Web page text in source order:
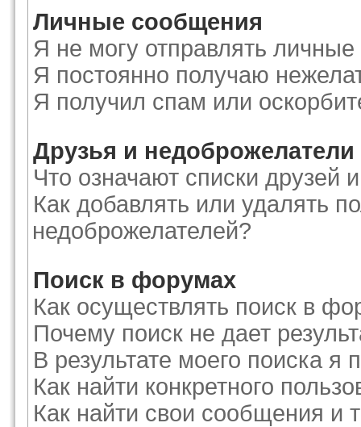
Личные сообщения
Я не могу отправлять
Я постоянно получаю
Я получил спам или
Друзья и недоброжелатели
Что означают списки друзей
Как добавлять или удалять
недоброжелателей?
Поиск в форумах
Как осуществлять поиск в
Почему поиск не дает
В результате моего поиска я
Как найти конкретного
Как найти свои сообщения и